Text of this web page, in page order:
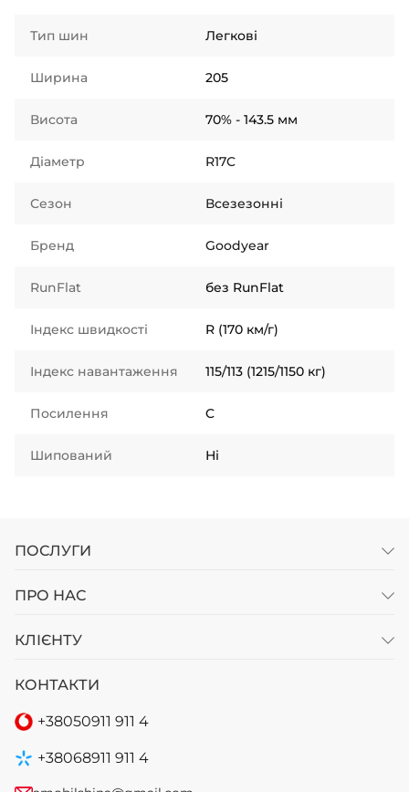
Тип шин Легкові
Ширина 205
Висота 70% - 143.5 мм
Діаметр R17C
Сезон Всезезонні
Бренд Goodyear
RunFlat без RunFlat
Індекс швидкості R (170 км/г)
Індекс навантаження 115/113 (1215/1150 кг)
Посилення C
Шипований Ні
ПОСЛУГИ
ПРО НАС
КЛІЄНТУ
КОНТАКТИ
+38050911 911 4
+38068911 911 4